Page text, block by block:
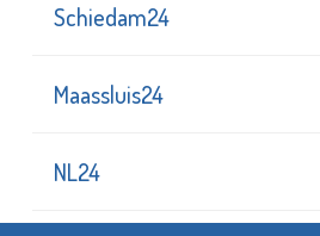
Schiedam24
Maassluis24
NL24